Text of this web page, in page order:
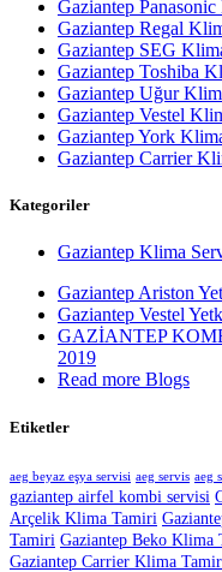
Gaziantep
Gaziantep Regal
Gaziantep SEG
Gaziantep Toshiba
Gaziantep Uğur
Gaziantep Vestel
Gaziantep York
Gaziantep Carrier
Kategoriler
Gaziantep Klima
Gaziantep Ariston
Gaziantep Vestel
GAZİANTEP
2019
Read more Blogs
Etiketler
aeg beyaz eşya servisi aeg servis aeg
gaziantep airfel kombi servisi
Arçelik Klima Tamiri
Tamiri Gaziantep Beko Klima
Gaziantep Carrier Klima